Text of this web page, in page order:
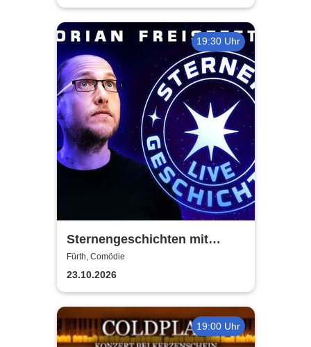
19:30 Uhr
Sternengeschichten mit
Florian Freistetter - Die
Geheimnisse des Universums
Fürth, Comödie
23.10.2026
19:00 Uhr